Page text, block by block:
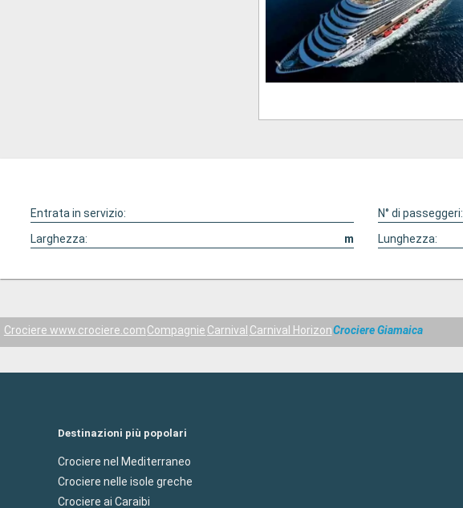
Entrata in servizio: N° di passeggeri:
Larghezza:
m Lunghezza:
Crociere www.crociere.comCompagnie Carnival Carnival HorizonCrociere Giamaica
Destinazioni più popolari
Crociere nel Mediterraneo
Crociere nelle isole greche
Crociere ai Caraibi